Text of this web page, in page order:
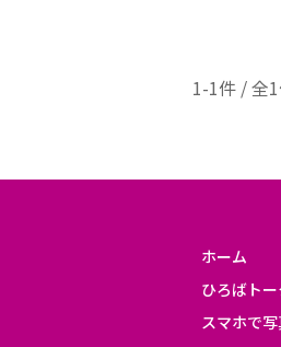
1-1件 / 全
ホーム
ひろばトー
スマホで